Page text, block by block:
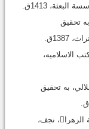
1413ق.
تحقيق
الاسلاميه،
به تحقيق
مقرم، سيدعبدالرزاق موسوي، وفات الصديقة الزهرا، نجف،